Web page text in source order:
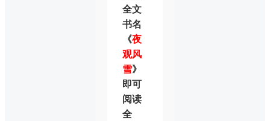
全文
书名
《夜
观风
雪》
即可
阅读
全